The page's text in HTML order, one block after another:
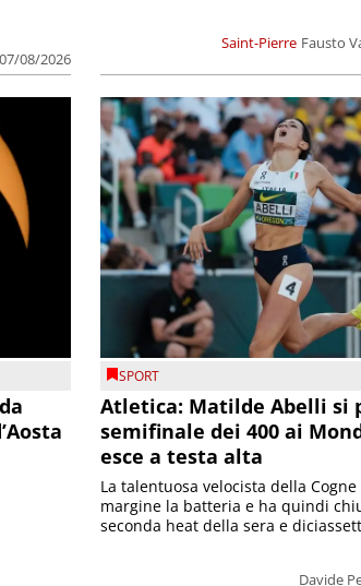
08/2026
Saint-Pierre Fausto
SPORT
Atletica: Matilde Abelli si
semifinale dei 400 ai
esce a testa alta
Davide
La talentuosa velocista della
margine la batteria e ha quindi
seconda heat della sera e